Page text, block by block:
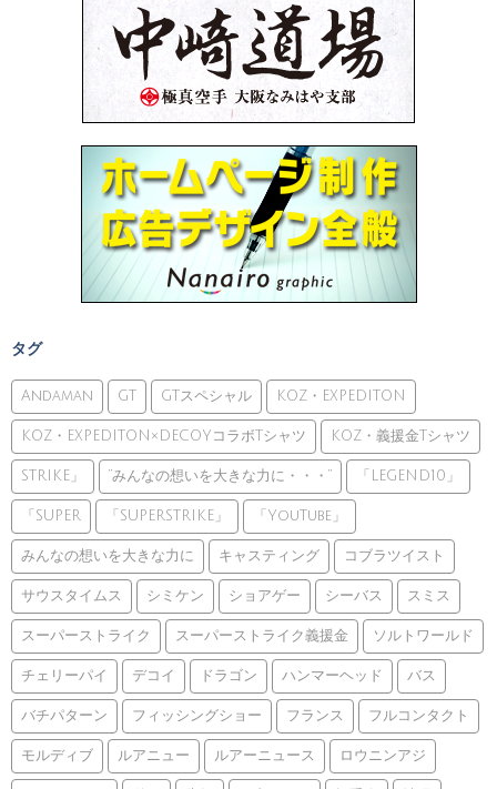
タグ
Andaman GT GTスペシャル KOZ・EXPEDITON
KOZ・EXPEDITON×DECOYコラボTシャツ KOZ・義援金Tシャツ
STRIKE」 ”みんなの想いを大きな力に・・・” 「LEGEND10」
「SUPER 「SUPERSTRIKE」 「YouTube」
みんなの想いを大きな力に キャスティング コブラツイスト
サウスタイムス シミケン ショアゲー シーバス スミス
スーパーストライク スーパーストライク義援金 ソルトワールド
チェリーパイ デコイ ドラゴン ハンマーヘッド バス
バチパターン フィッシングショー フランス フルコンタクト
モルディブ ルアニュー ルアーニュース ロウニンアジ